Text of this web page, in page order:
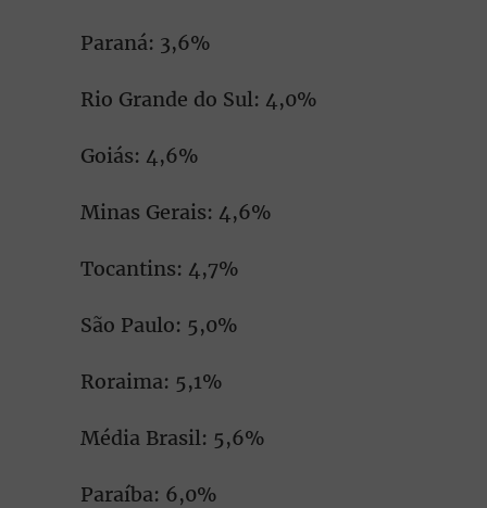
Paraná: 3,6%
Rio Grande do Sul: 4,0%
Goiás: 4,6%
Minas Gerais: 4,6%
Tocantins: 4,7%
São Paulo: 5,0%
Roraima: 5,1%
Média Brasil: 5,6%
Paraíba: 6,0%